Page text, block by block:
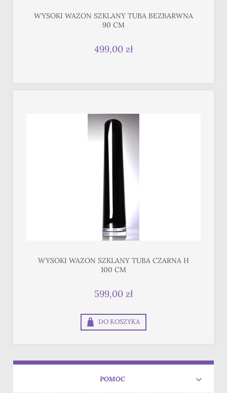
WYSOKI WAZON SZKLANY TUBA BEZBARWNA
90 CM
499,00 zł
WYSOKI WAZON SZKLANY TUBA CZARNA H
100 CM
599,00 zł
DO KOSZYKA
POMOC